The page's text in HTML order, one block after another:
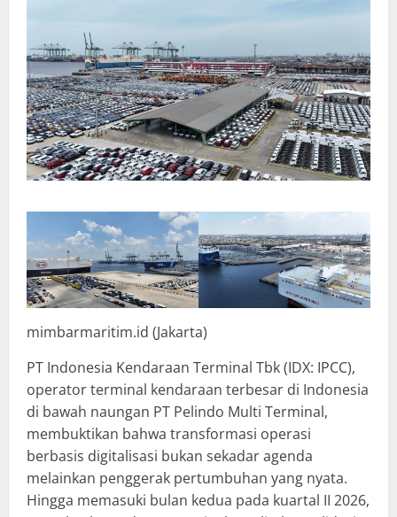
mimbarmaritim.id (Jakarta)
PT Indonesia Kendaraan Terminal Tbk (IDX: IPCC),
operator terminal kendaraan terbesar di Indonesia
di bawah naungan PT Pelindo Multi Terminal,
membuktikan bahwa transformasi operasi
berbasis digitalisasi bukan sekadar agenda
melainkan penggerak pertumbuhan yang nyata.
Hingga memasuki bulan kedua pada kuartal II 2026,